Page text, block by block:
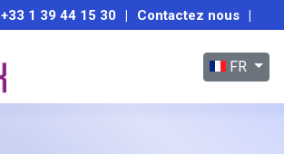
+33 1 39 44 15 30 | Contactez nous |
FR